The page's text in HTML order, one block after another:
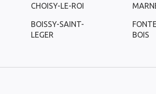
CHOISY-LE-ROI
BOISSY-SAINT-
LEGER
BOIS